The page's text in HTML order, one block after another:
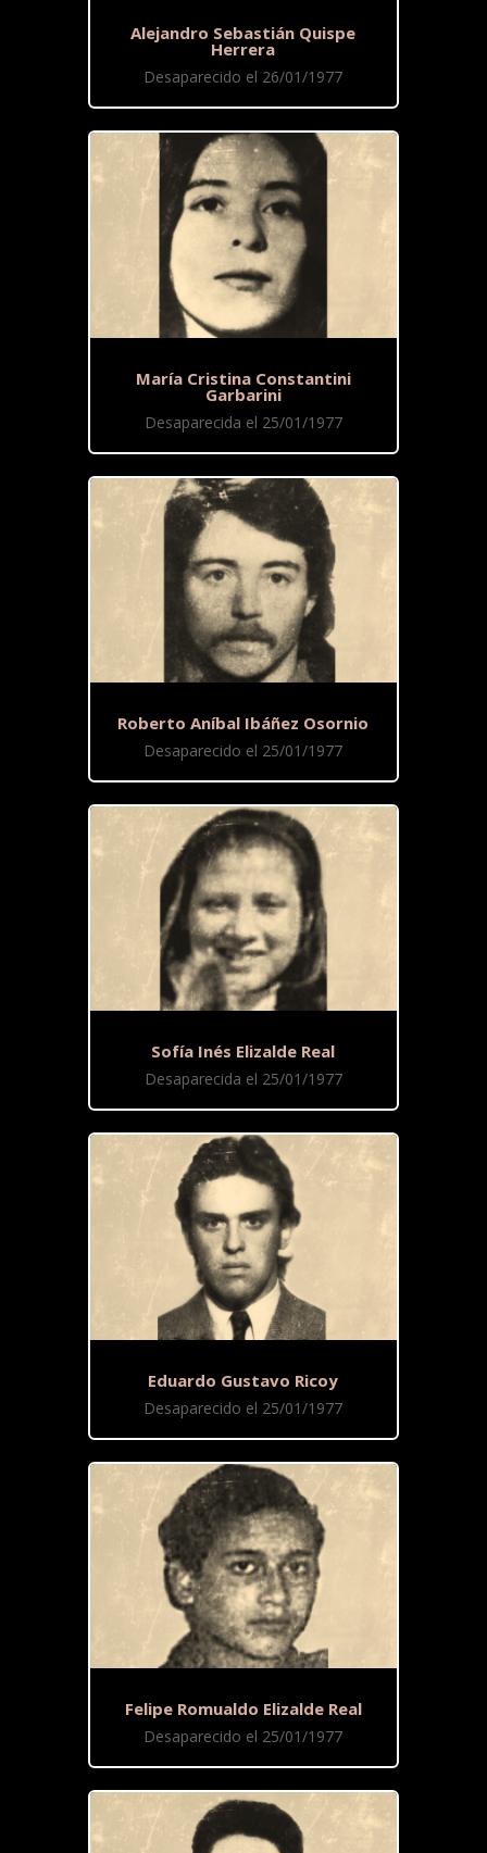
Alejandro Sebastián Quispe
Herrera
Desaparecido el 26/01/1977
María Cristina Constantini
Garbarini
Desaparecida el 25/01/1977
Roberto Aníbal Ibáñez Osornio
Desaparecido el 25/01/1977
Sofía Inés Elizalde Real
Desaparecida el 25/01/1977
Eduardo Gustavo Ricoy
Desaparecido el 25/01/1977
Felipe Romualdo Elizalde Real
Desaparecido el 25/01/1977